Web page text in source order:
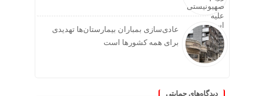
عادی‌سازی بمباران بیمارستان‌ها تهدیدی
برای همه کشورها است
دیدگاه‌های حمایتی